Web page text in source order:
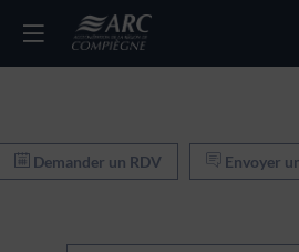
Demander un RDV Envoyer